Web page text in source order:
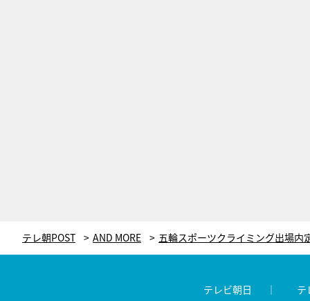
テレ朝POST AND MORE
テレビ朝日 テ